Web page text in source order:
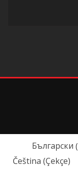
Български (
Čeština (Çekçe)